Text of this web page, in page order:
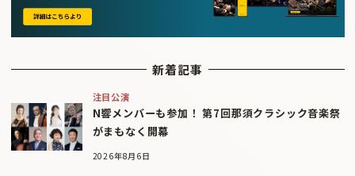
新着記事
注目公演
N響メンバーも参加！ 第7回那須クラシック音楽祭
がまもなく開幕
2026年8月6日